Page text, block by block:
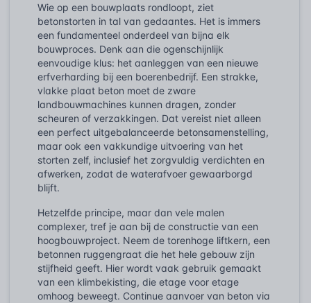
Wie op een bouwplaats rondloopt, ziet
betonstorten in tal van gedaantes. Het is immers
een fundamenteel onderdeel van bijna elk
bouwproces. Denk aan die ogenschijnlijk
eenvoudige klus: het aanleggen van een nieuwe
erfverharding bij een boerenbedrijf. Een strakke,
vlakke plaat beton moet de zware
landbouwmachines kunnen dragen, zonder
scheuren of verzakkingen. Dat vereist niet alleen
een perfect uitgebalanceerde betonsamenstelling,
maar ook een vakkundige uitvoering van het
storten zelf, inclusief het zorgvuldig verdichten en
afwerken, zodat de waterafvoer gewaarborgd
blijft.
Hetzelfde principe, maar dan vele malen
complexer, tref je aan bij de constructie van een
hoogbouwproject. Neem de torenhoge liftkern, een
betonnen ruggengraat die het hele gebouw zijn
stijfheid geeft. Hier wordt vaak gebruik gemaakt
van een klimbekisting, die etage voor etage
omhoog beweegt. Continue aanvoer van beton via